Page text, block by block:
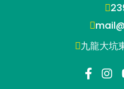
九龍大坑